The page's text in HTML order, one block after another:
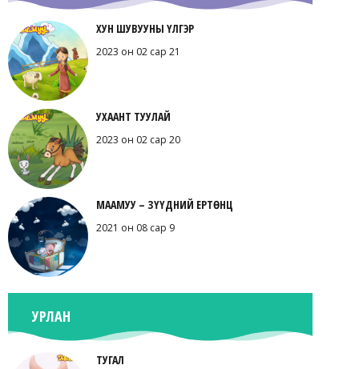
ХУН ШУВУУНЫ ҮЛГЭР
2023 он 02 сар 21
УХААНТ ТУУЛАЙ
2023 он 02 сар 20
МААМУУ – ЗҮҮДНИЙ ЕРТӨНЦ
2021 он 08 сар 9
УРЛАН
ТУГАЛ